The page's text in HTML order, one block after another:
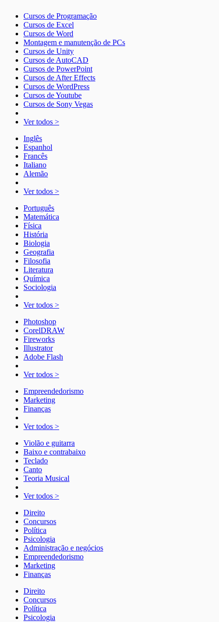
Cursos de Programação
Cursos de Excel
Cursos de Word
Montagem e manutenção de PCs
Cursos de Unity
Cursos de AutoCAD
Cursos de PowerPoint
Cursos de After Effects
Cursos de WordPress
Cursos de Youtube
Cursos de Sony Vegas
Ver todos >
Inglês
Espanhol
Francês
Italiano
Alemão
Ver todos >
Português
Matemática
Física
História
Biologia
Geografia
Filosofia
Literatura
Química
Sociologia
Ver todos >
Photoshop
CorelDRAW
Fireworks
Illustrator
Adobe Flash
Ver todos >
Empreendedorismo
Marketing
Finanças
Ver todos >
Violão e guitarra
Baixo e contrabaixo
Teclado
Canto
Teoria Musical
Ver todos >
Direito
Concursos
Política
Psicologia
Administração e negócios
Empreendedorismo
Marketing
Finanças
Direito
Concursos
Política
Psicologia